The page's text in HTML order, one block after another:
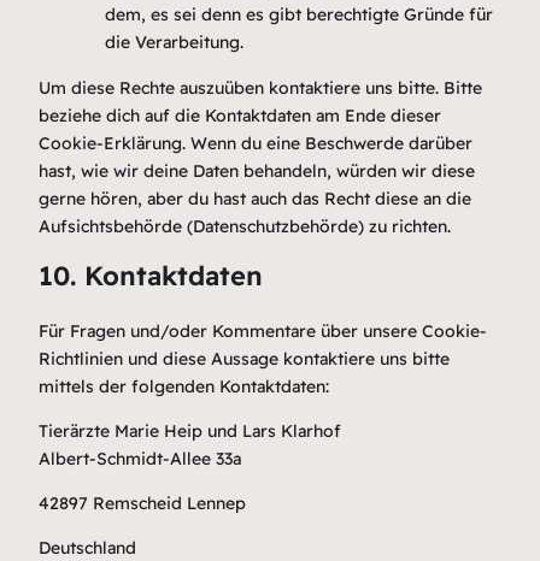
dem, es sei denn es gibt berechtigte Gründe für
die Verarbeitung.
Um diese Rechte auszuüben kontaktiere uns bitte. Bitte
beziehe dich auf die Kontaktdaten am Ende dieser
Cookie-Erklärung. Wenn du eine Beschwerde darüber
hast, wie wir deine Daten behandeln, würden wir diese
gerne hören, aber du hast auch das Recht diese an die
Aufsichtsbehörde (Datenschutzbehörde) zu richten.
10. Kontaktdaten
Für Fragen und/oder Kommentare über unsere Cookie-
Richtlinien und diese Aussage kontaktiere uns bitte
mittels der folgenden Kontaktdaten:
Tierärzte Marie Heip und Lars Klarhof
Albert-Schmidt-Allee 33a
42897 Remscheid Lennep
Deutschland